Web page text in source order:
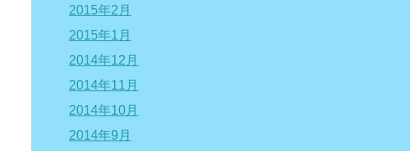
2015年2月
2015年1月
2014年12月
2014年11月
2014年10月
2014年9月